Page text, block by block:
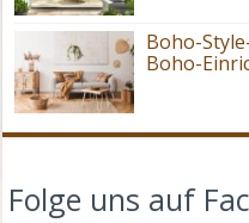
Boho-
Boho-
Folge uns auf